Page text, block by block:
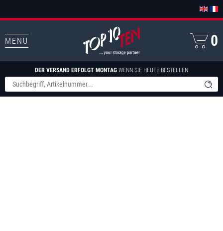
MENU
DER VERSAND ERFOLGT MONTAG WENN SIE HEUTE BESTELLEN
0